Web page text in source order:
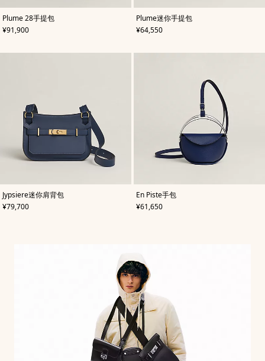
Plume 28手提包
,颜
色:
蓝
,
价格
¥91,900
Plume迷你手提包
,颜
色:
蓝
,
价格
¥64,550
Jypsiere迷你肩背包
,颜
色:
蓝
,
价格
¥79,700
En Piste手包
,颜
色:
蓝
,
价格
¥61,650